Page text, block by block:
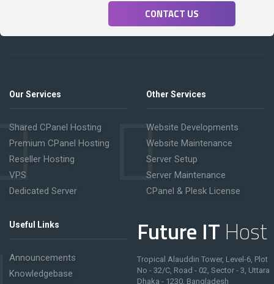
CONTACT US
Our Services
Shared CPanel Hosting
Premium CPanel Hosting
Reseller Hosting
VPS
Dedicated Server
Other Services
Website Developments
Website Maintenance
Server Setup
Server Maintenance
CPanel & Plesk License
Useful Links
Announcements
Knowledgebase
Future IT Host
Tropical Alauddin Tower, Level-6, Plot
No - 32/C, Road - 02, Sector - 3, Uttara
Dhaka - 1230, Bangladesh